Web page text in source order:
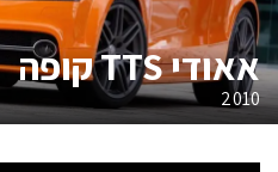
אאודי TTS קופה
2010